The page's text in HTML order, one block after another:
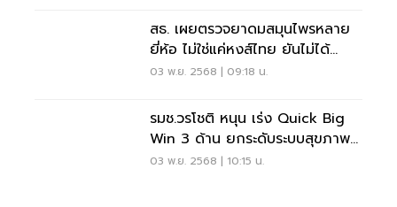
สธ. เผยตรวจยาดมสมุนไพรหลาย
ยี่ห้อ ไม่ใช่แค่หงส์ไทย ยันไม่ได้
แกล้งผู้ประกอบการ
03 พ.ย. 2568 | 09:18 น.
รมช.วรโชติ หนุน เร่ง Quick Big
Win 3 ด้าน ยกระดับระบบสุขภาพ
ไทย
03 พ.ย. 2568 | 10:15 น.